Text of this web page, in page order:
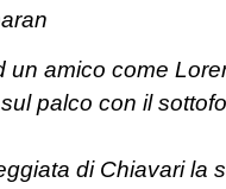
amico come
palco con il
di Chiavari la